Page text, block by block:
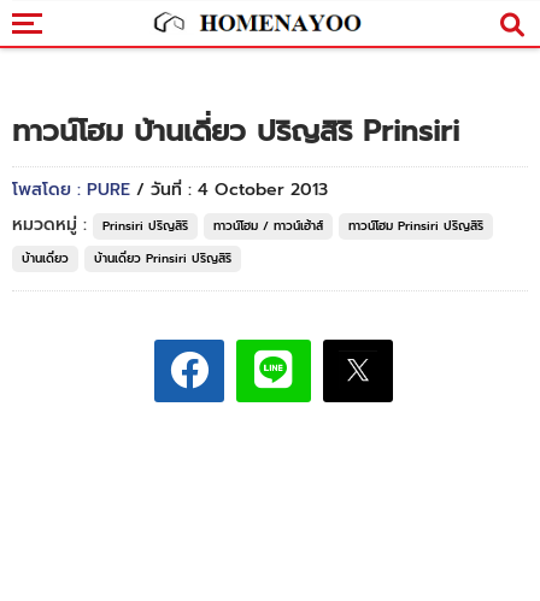
ทาวน์โฮม บ้านเดี่ยว ปริญสิริ Prinsiri
โพสโดย : PURE / วันที่ : 4 October 2013
หมวดหมู่ :
Prinsiri ปริญสิริ ทาวน์โฮม / ทาวน์เฮ้าส์
ทาวน์โฮม Prinsiri ปริญสิริ
บ้านเดี่ยว
บ้านเดี่ยว Prinsiri ปริญสิริ